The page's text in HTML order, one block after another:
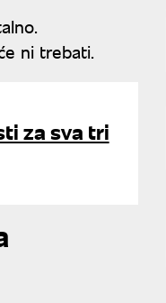
ni trebati.
za sva tri